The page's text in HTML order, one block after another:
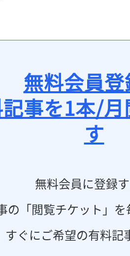
無料会員
事を1本/
す
無料会員に登録
の「閲覧チケット」
すぐにご希望の有料記